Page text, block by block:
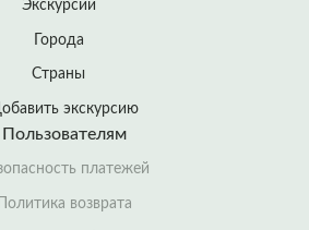
Экскурсии
Города
Страны
экскурсию
Пользователям
платежей
Политика возврата